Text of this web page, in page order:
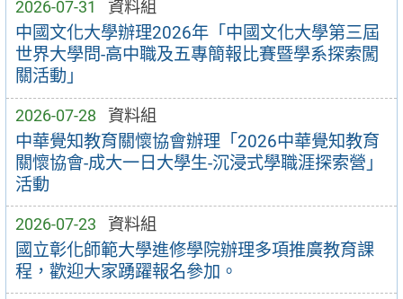
2026-07-31 資料組
中國文化大學辦理2026年「中國文化大學第三屆
世界大學問-高中職及五專簡報比賽暨學系探索闖
關活動」
2026-07-28 資料組
中華覺知教育關懷協會辦理「2026中華覺知教育
關懷協會-成大一日大學生-沉浸式學職涯探索營」
活動
2026-07-23 資料組
國立彰化師範大學進修學院辦理多項推廣教育課
程，歡迎大家踴躍報名參加。